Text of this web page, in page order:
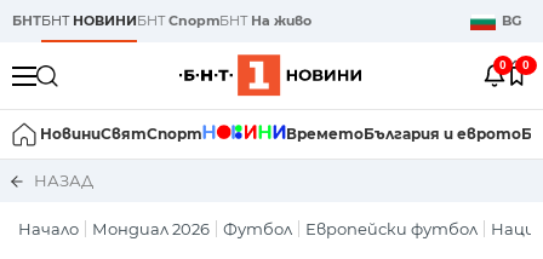
БНТБНТ НОВИНИБНТСпортБНТ На живо BG
0 0
НовиниСвятСпорт ВреметоБългария и еврото
НАЗАД
Начало Мондиал 2026 Футбол Европейски футбол